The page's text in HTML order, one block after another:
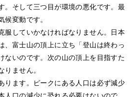
。そして三つ目が環境の悪化です。最
候変動です。
服していかなければなりません。日本
、富士山の頂上に立ち「登山は終わっ
ないのです。次の山の頂上を目指すた
りません。
ります。ピークにある人口は必ず減少